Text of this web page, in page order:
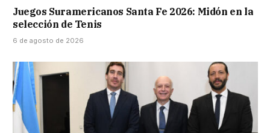
Juegos Suramericanos Santa Fe 2026: Midón en la
selección de Tenis
6 de agosto de 2026